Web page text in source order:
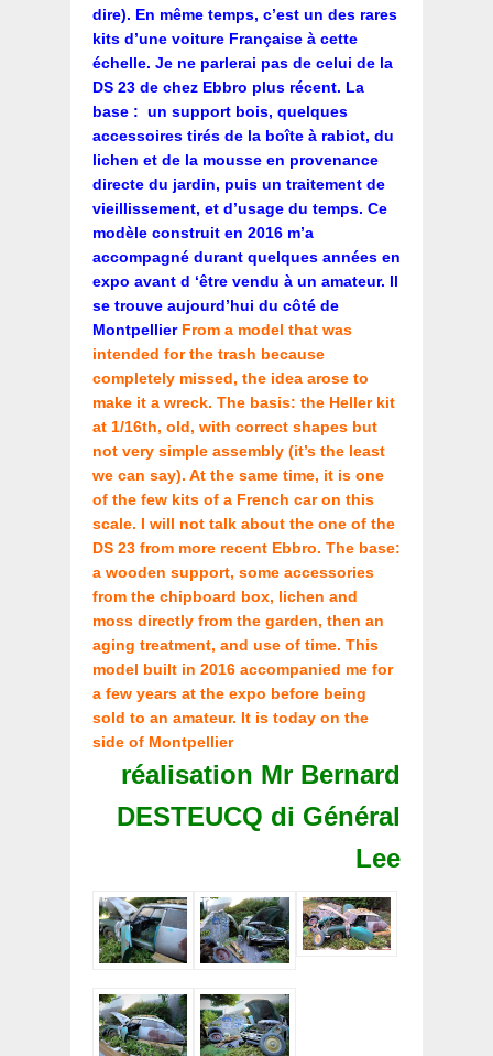
dire). En même temps, c’est un des rares
kits d’une voiture Française à cette
échelle. Je ne parlerai pas de celui de la
DS 23 de chez Ebbro plus récent. La
base : un support bois, quelques
accessoires tirés de la boîte à rabiot, du
lichen et de la mousse en provenance
directe du jardin, puis un traitement de
vieillissement, et d’usage du temps. Ce
modèle construit en 2016 m’a
accompagné durant quelques années en
expo avant d ‘être vendu à un amateur. Il
se trouve aujourd’hui du côté de
Montpellier From a model that was
intended for the trash because
completely missed, the idea arose to
make it a wreck. The basis: the Heller kit
at 1/16th, old, with correct shapes but
not very simple assembly (it’s the least
we can say). At the same time, it is one
of the few kits of a French car on this
scale. I will not talk about the one of the
DS 23 from more recent Ebbro. The base:
a wooden support, some accessories
from the chipboard box, lichen and
moss directly from the garden, then an
aging treatment, and use of time. This
model built in 2016 accompanied me for
a few years at the expo before being
sold to an amateur. It is today on the
side of Montpellier
réalisation Mr Bernard
DESTEUCQ di Général
Lee